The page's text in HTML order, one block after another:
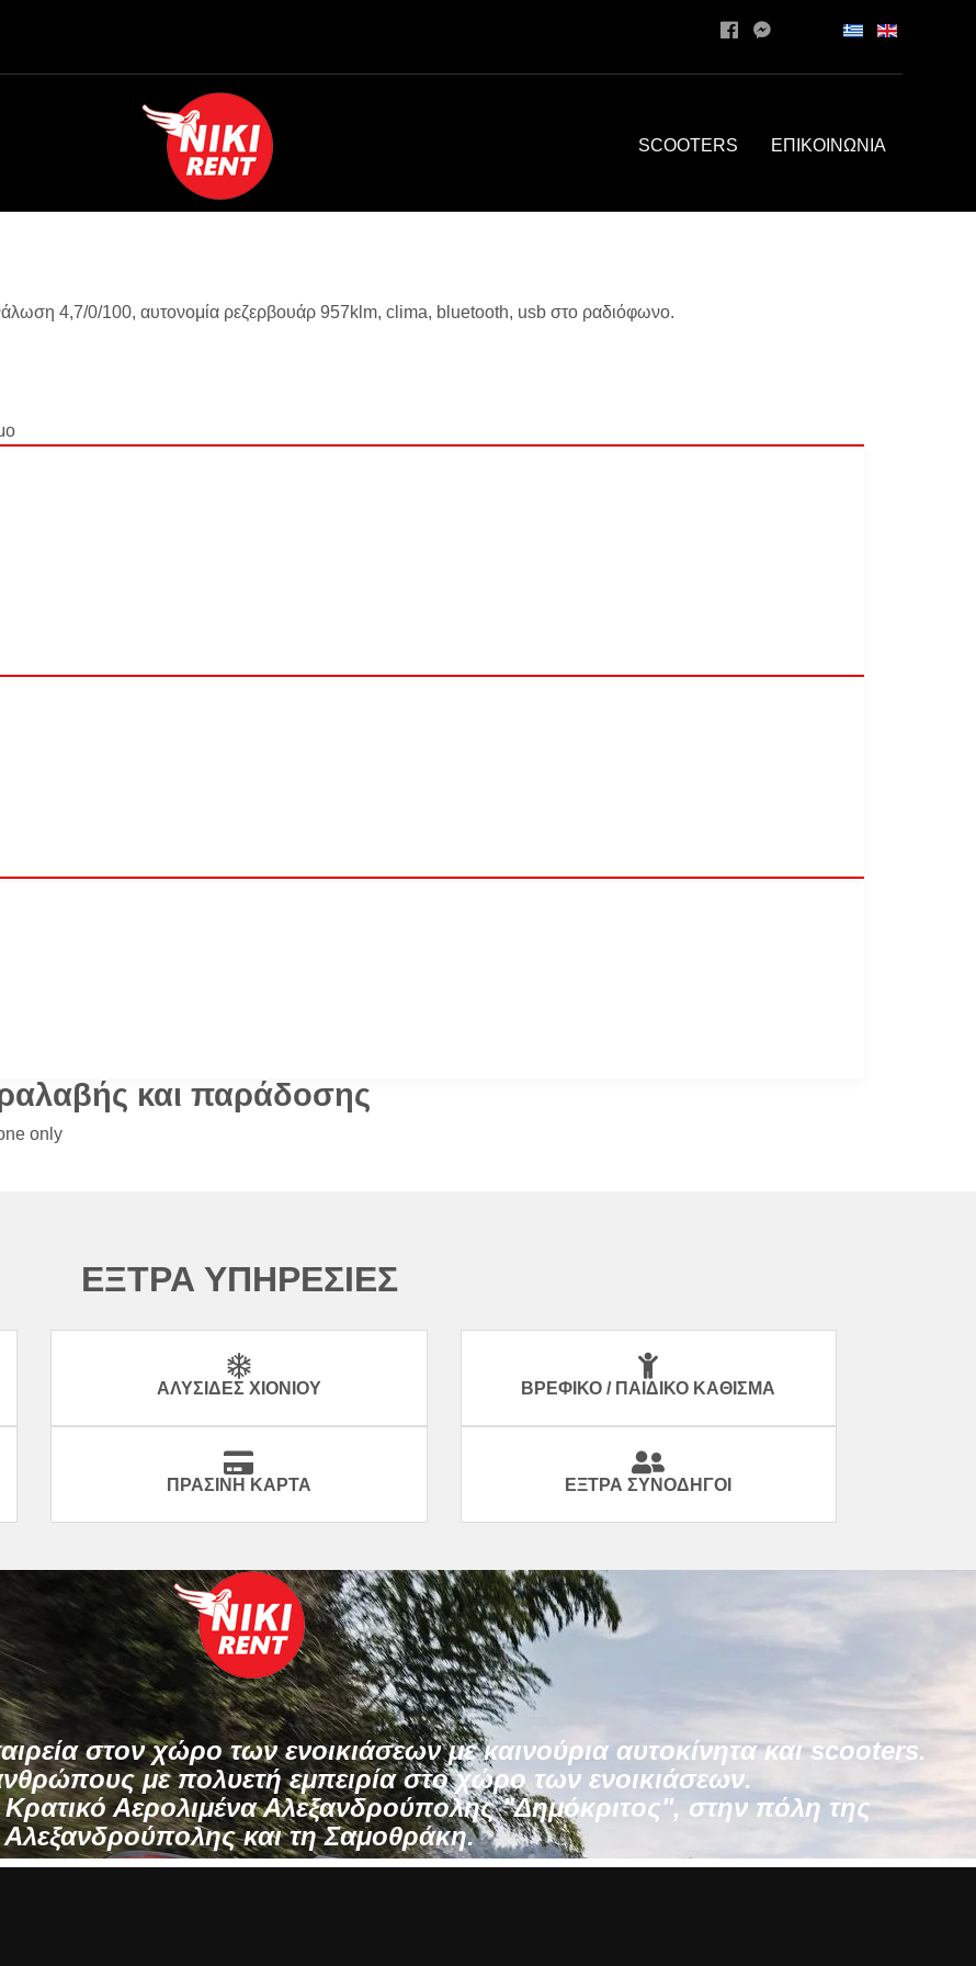
SCOOTERS ΕΠΙΚΟΙΝΩΝΙΑ
4,7/0/100, αυτονομία ρεζερβουάρ 957klm, clima, bluetooth, usb στο ραδιόφωνο.
και παράδοσης
only
ΕΞΤΡΑ ΥΠΗΡΕΣΙΕΣ
ΑΛΥΣΊΔΕΣ ΧΙΟΝΙΟΎ ΒΡΕΦΙΚΌ / ΠΑΙΔΙΚΌ ΚΆΘΙΣΜΑ
ΠΡΆΣΙΝΗ ΚΆΡΤΑ ΈΞΤΡΑ ΣΥΝΟΔΗΓΟΊ
στον χώρο των ενοικιάσεων με καινούρια αυτοκίνητα και scooters.
με πολυετή εμπειρία στο χώρο των ενοικιάσεων.
Κρατικό Αερολιμένα Αλεξανδρούπολης "Δημόκριτος", στην πόλη της
Αλεξανδρούπολης και τη Σαμοθράκη.